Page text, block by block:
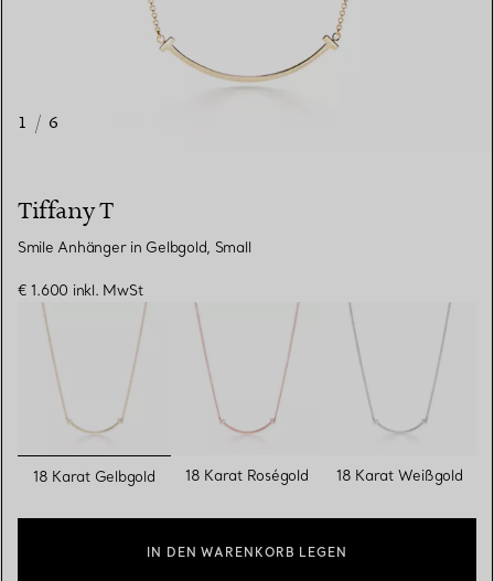
1 / 6
Tiffany T
Smile Anhänger in Gelbgold, Small
€ 1.600 inkl. MwSt
ausgewählt
18 Karat Gelbgold 18 Karat Roségold 18 Karat Weißgold
IN DEN WARENKORB LEGEN